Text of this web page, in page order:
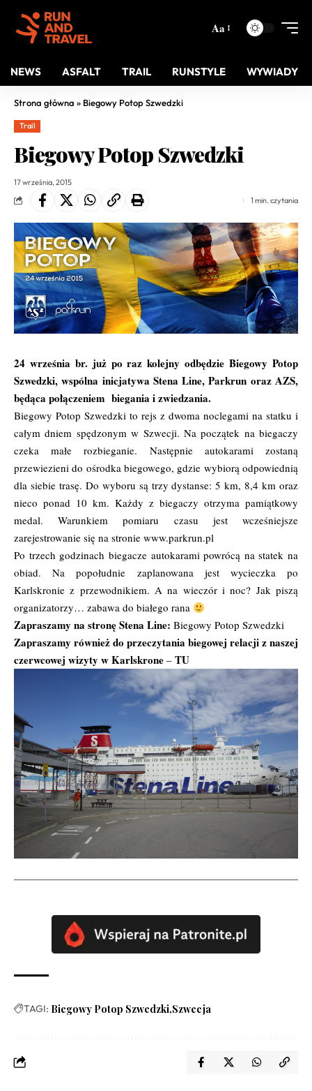
Aa
NEWS ASFALT TRAIL RUNSTYLE WYWIADY
Strona główna » Biegowy Potop Szwedzki
Trail
Biegowy Potop Szwedzki
17 września, 2015
1 min. czytania
24 września br. już po raz kolejny odbędzie Biegowy Potop
Szwedzki, wspólna inicjatywa Stena Line, Parkrun oraz AZS,
będąca połączeniem biegania i zwiedzania.
Biegowy Potop Szwedzki to rejs z dwoma noclegami na statku i
całym dniem spędzonym w Szwecji. Na początek na biegaczy
czeka małe rozbieganie. Następnie autokarami zostaną
przewiezieni do ośrodka biegowego, gdzie wybiorą odpowiednią
dla siebie trasę. Do wyboru są trzy dystanse: 5 km, 8,4 km oraz
nieco ponad 10 km. Każdy z biegaczy otrzyma pamiątkowy
medal. Warunkiem pomiaru czasu jest wcześniejsze
zarejestrowanie się na stronie www.parkrun.pl
Po trzech godzinach biegacze autokarami powrócą na statek na
obiad. Na popołudnie zaplanowana jest wycieczka po
Karlskronie z przewodnikiem. A na wieczór i noc? Jak piszą
organizatorzy… zabawa do białego rana
Zapraszamy na stronę Stena Line: Biegowy Potop Szwedzki
Zapraszamy również do przeczytania biegowej relacji z naszej
czerwcowej wizyty w Karlskrone – TU
TAGI: Biegowy Potop Szwedzki Szwecja